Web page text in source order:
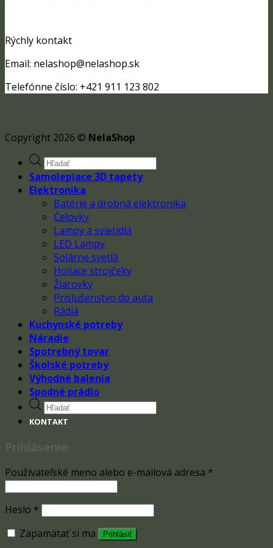
Rýchly kontakt
Email: nelashop@nelashop.sk
Telefónne číslo: +421 911 123 802
Copyright 2026 © NelaShop
Products
search
Samolepiace 3D tapety
Elektronika
Batérie a drobná elektronika
Čelovky
Lampy a svietidlá
LED Lampy
Solárne svetlá
Holiace strojčeky
Žiarovky
Príslušenstvo do auta
Rádiá
Kuchynské potreby
Náradie
Spotrebný tovar
Školské potreby
Výhodné balenia
Spodné prádlo
Products
search
KONTAKT
Prihlásenie
Používateľské meno alebo e-mailová adresa *
Heslo *
Zapamätať si ma
Prihlásiť